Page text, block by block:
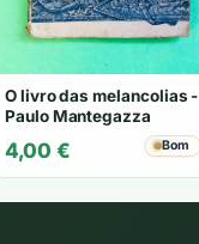
O livro das melancolias -
Paulo Mantegazza
4,00 € Bom